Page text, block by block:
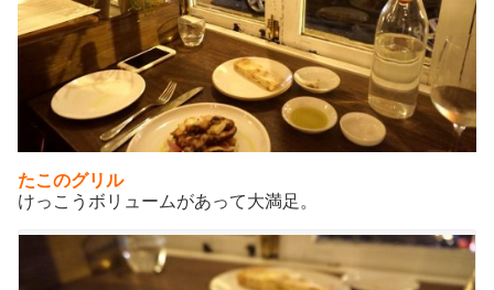
たこのグリル
けっこうボリュームがあって大満足。